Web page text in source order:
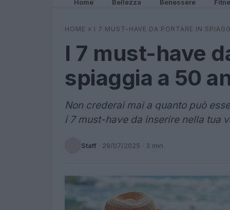
Home Bellezza Benessere
HOME » I 7 MUST-HAVE DA PORTARE IN
I 7 must-have
spiaggia a 50
Non crederai mai a quanto può
i 7 must-have da inserire nella tua
Staff · 29/07/2025 · 3 min